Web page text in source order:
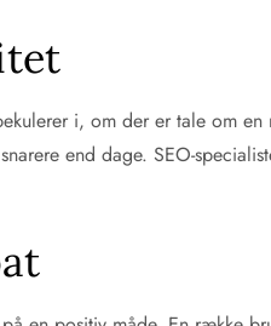
i, om der er tale om
end dage. SEO-